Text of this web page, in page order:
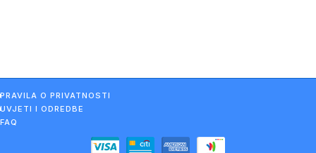
PRAVILA O PRIVATNOSTI
UVJETI I ODREDBE
FAQ